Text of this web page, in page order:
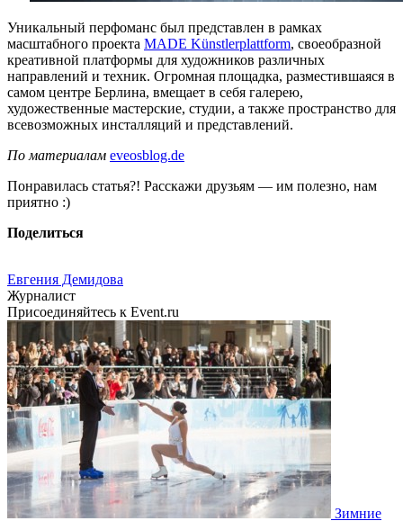
Уникальный перфоманс был представлен в рамках
масштабного проекта MADE Künstlerplattform, своеобразной
креативной платформы для художников различных
направлений и техник. Огромная площадка, разместившаяся в
самом центре Берлина, вмещает в себя галерею,
художественные мастерские, студии, а также пространство для
всевозможных инсталляций и представлений.
По материалам eveosblog.de
Понравилась статья?! Расскажи друзьям — им полезно, нам
приятно :)
Поделиться
Евгения Демидова
Журналист
Присоединяйтесь к Event.ru
Зимние